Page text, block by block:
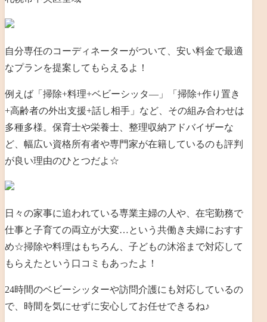
自分専任のコーディネーターがついて、安い料金で最適
なプランを提案してもらえるよ！
例えば「掃除+料理+ベビーシッタ―」「掃除+作り置き
+高齢者の外出支援+話し相手」 など、その組み合わせは
多種多様。保育士や栄養士、整理収納アドバイザーな
ど、幅広い資格所有者や専門家が在籍しているのも評判
が良い理由のひとつだよ☆
日々の家事に追われている専業主婦の人や、在宅勤務で
仕事と子育ての両立が大変…という共働き夫婦におすす
め☆掃除や料理はもちろん、子どもの沐浴まで対応して
もらえたという口コミもあったよ！
24時間のベビーシッターや訪問介護にも対応しているの
で、時間を気にせずに安心してお任せできるね♪